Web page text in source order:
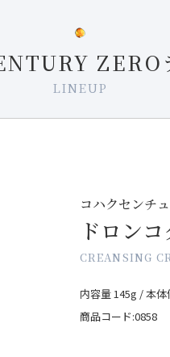
ZERO
LINEUP
コハクセンチ
ドロン
CREANSING
内容量 145g /本体
商品コード:0858